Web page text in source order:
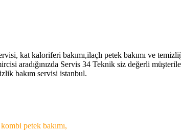
kat kaloriferi bakımı,ilaçlı petek bakımı ve
aradığınızda Servis 34 Teknik siz değerli
bakım servisi istanbul.
petek bakımı,